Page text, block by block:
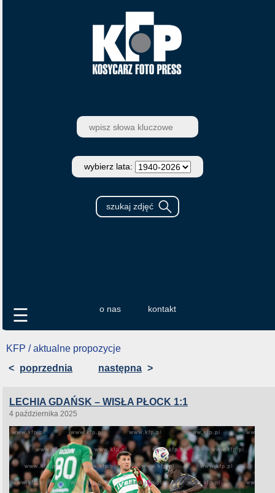
wybierz lata:
o nas kontakt
☰
KFP / aktualne propozycje
< poprzednia następna >
LECHIA GDAŃSK – WISŁA PŁOCK 1:1
4 października 2025